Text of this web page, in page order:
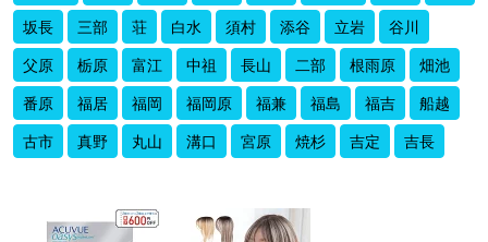
坂長
三部 荘 白水 須村 添谷 立岩
谷川
父原
栃原 富江 中祖 長山 二部 根雨原
畑池
番原
福居 福岡 福岡原 福兼 福島 福吉
船越
古市
真野 丸山 溝口 宮原 焼杉 吉定 吉長